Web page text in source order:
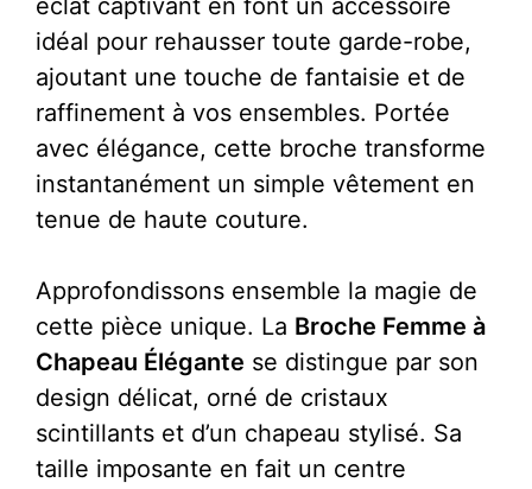
éclat captivant en font un accessoire
idéal pour rehausser toute garde-robe,
ajoutant une touche de fantaisie et de
raffinement à vos ensembles. Portée
avec élégance, cette broche transforme
instantanément un simple vêtement en
tenue de haute couture.
Approfondissons ensemble la magie de
cette pièce unique. La Broche Femme à
Chapeau Élégante se distingue par son
design délicat, orné de cristaux
scintillants et d’un chapeau stylisé. Sa
taille imposante en fait un centre